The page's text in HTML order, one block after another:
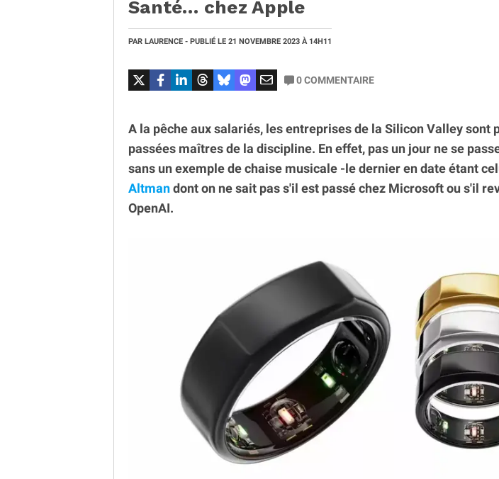
Santé… chez Apple
PAR LAURENCE - PUBLIÉ LE 21 NOVEMBRE 2023 À 14H11
0COMMENTAIRE
A la pêche aux salariés, les entreprises de la Silicon Valley sont
passées maîtres de la discipline. En effet, pas un jour ne se
sans un exemple de chaise musicale -le dernier en date étant
Altmandont on ne sait pas s'il est passé chez Microsoft ou s'il
OpenAI.